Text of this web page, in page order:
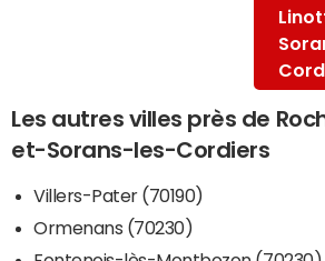
Les autres villes près de
et-Sorans-les-Cordiers
Villers-Pater (70190)
Ormenans (70230)